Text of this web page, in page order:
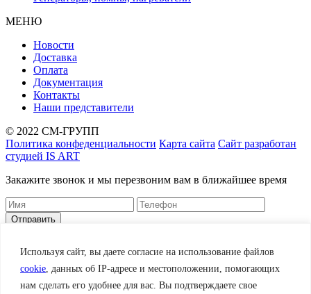
Используя сайт, вы даете согласие на использование файлов
cookie , данных об IP-адресе и местоположении, помогающих
нам сделать его удобнее для вас. Вы подтверждаете свое
МЕНЮ
Новости
Доставка
Оплата
Документация
Контакты
Наши представители
© 2022 СМ-ГРУПП
Политика конфеденциальности Карта сайта Сайт разработан
студией IS ART
Закажите звонок и мы перезвоним вам в ближайшее время
Заказать